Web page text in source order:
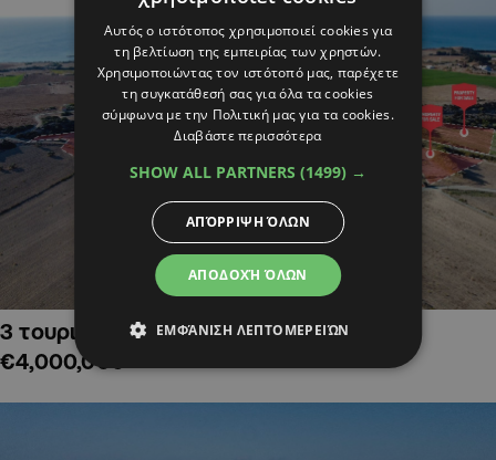
3 τουριστικά χωράφια στην Αλαμινό,
€4,000,000
Αυτός ο ιστότοπος χρησιμοποιεί cookies για
τη βελτίωση της εμπειρίας των χρηστών.
Χρησιμοποιώντας τον ιστότοπό μας, παρέχετε
τη συγκατάθεσή σας για όλα τα cookies
σύμφωνα με την Πολιτική μας για τα cookies.
Διαβάστε περισσότερα
SHOW ALL PARTNERS (1499) →
ΑΠΟΔΟΧΉ ΌΛΩΝ
ΑΠΌΡΡΙΨΗ ΌΛΩΝ
ΕΜΦΆΝΙΣΗ ΛΕΠΤΟΜΕΡΕΙΏΝ